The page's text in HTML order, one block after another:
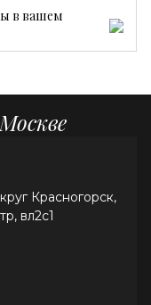
необходимости
в вашем
Красногорск,
вл2с1